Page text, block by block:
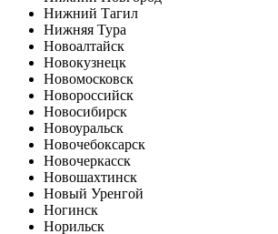
Нижний Тагил
Нижняя Тура
Новоалтайск
Новокузнецк
Новомосковск
Новороссийск
Новосибирск
Новоуральск
Новочебоксарск
Новочеркасск
Новошахтинск
Новый Уренгой
Ногинск
Норильск